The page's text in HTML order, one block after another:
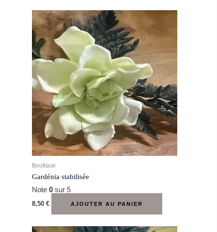
Boutique
Gardénia stabilisée
Note0 sur 5
8,50€ AJOUTER AU PANIER